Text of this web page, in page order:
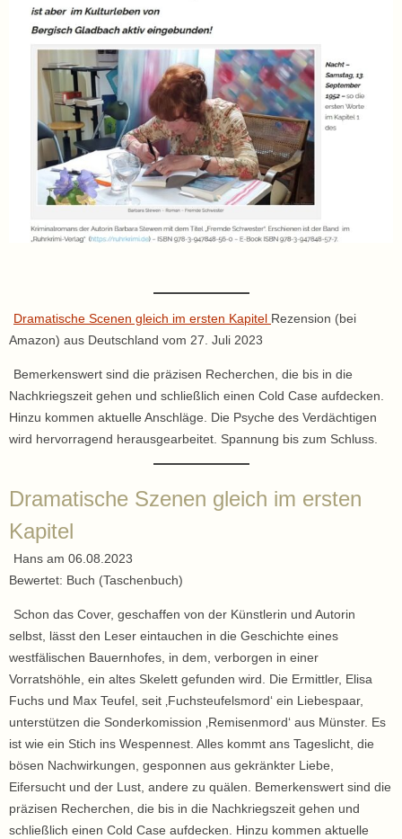
Dramatische Scenen gleich im ersten Kapitel Rezension (bei
Amazon) aus Deutschland vom 27. Juli 2023
Bemerkenswert sind die präzisen Recherchen, die bis in die
Nachkriegszeit gehen und schließlich einen Cold Case aufdecken.
Hinzu kommen aktuelle Anschläge. Die Psyche des Verdächtigen
wird hervorragend herausgearbeitet. Spannung bis zum Schluss.
Dramatische Szenen gleich im ersten
Kapitel
Hans am 06.08.2023
Bewertet: Buch (Taschenbuch)
Schon das Cover, geschaffen von der Künstlerin und Autorin
selbst, lässt den Leser eintauchen in die Geschichte eines
westfälischen Bauernhofes, in dem, verborgen in einer
Vorratshöhle, ein altes Skelett gefunden wird. Die Ermittler, Elisa
Fuchs und Max Teufel, seit ‚Fuchsteufelsmord‘ ein Liebespaar,
unterstützen die Sonderkomission ‚Remisenmord‘ aus Münster. Es
ist wie ein Stich ins Wespennest. Alles kommt ans Tageslicht, die
bösen Nachwirkungen, gesponnen aus gekränkter Liebe,
Eifersucht und der Lust, andere zu quälen. Bemerkenswert sind die
präzisen Recherchen, die bis in die Nachkriegszeit gehen und
schließlich einen Cold Case aufdecken. Hinzu kommen aktuelle